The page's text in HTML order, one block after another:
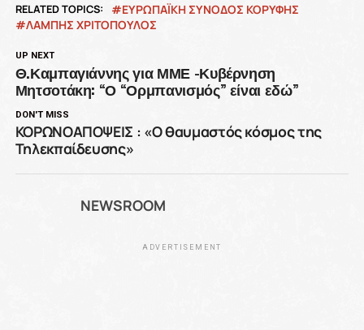
RELATED TOPICS:
ΕΥΡΩΠΑΪΚΗ ΣΥΝΟΔΟΣ ΚΟΡΥΦΗΣ
ΛΑΜΠΗΣ ΧΡΙΤΟΠΟΥΛΟΣ
UP NEXT
Θ.Καμπαγιάννης για ΜΜΕ -Κυβέρνηση
Μητσοτάκη: “Ο “Ορμπανισμός” είναι εδώ”
DON'T MISS
ΚΟΡΩΝΟΑΠΟΨΕΙΣ : «Ο θαυμαστός κόσμος της
Τηλεκπαίδευσης»
NEWSROOM
ADVERTISEMENT